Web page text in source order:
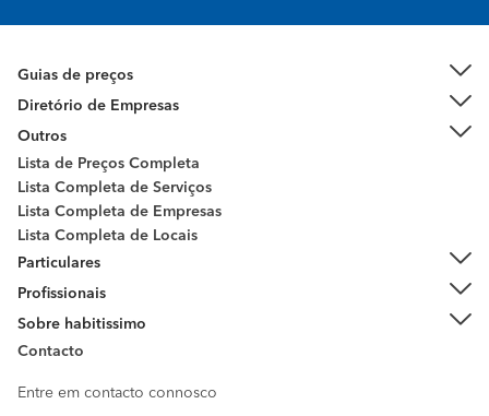
Guias de preços
Diretório de Empresas
Outros
Lista de Preços Completa
Lista Completa de Serviços
Lista Completa de Empresas
Lista Completa de Locais
Particulares
Profissionais
Sobre habitissimo
Contacto
Entre em contacto connosco